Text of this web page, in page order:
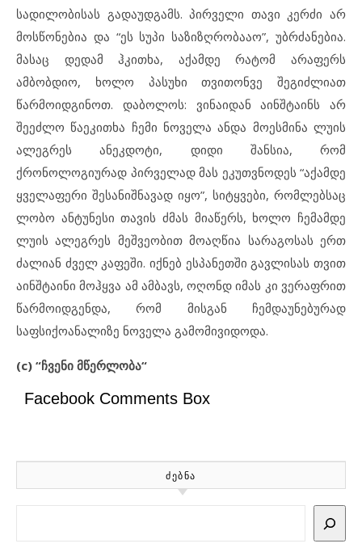
სადილობისას გადაუდგამს. პირველი თავი კერძი არ
მოსწონებია და “ეს სუპი საზიზღრობააო”, უბრძანებია.
მასაც დედამ ჰკითხა, აქამდე რატომ არაფერს
ამბობდიო, ხოლო პასუხი თვითონვე შეგიძლიათ
წარმოიდგინოთ. დაბოლოს: ვინაიდან აინშტაინს არ
შეეძლო წაეკითხა ჩემი ნოველა ანდა მოესმინა ლუის
ალეგრესანეკდოტი, დიდი შანსია, რომ
ქრონოლოგიურად პირველად მას ეკუთვნოდეს “აქამდე
ყველაფერი შესანიშნავად იყო”, სიტყვები, რომლებსაც
ლობო ანტუნესი თავის ძმას მიაწერს, ხოლო ჩემამდე
ლუის ალეგრეს მეშვეობით მოაღწია სარაგოსას ერთ
ძალიან ძველ კაფეში. იქნებ ესპანეთში გავლისას თვით
აინშტაინი მოჰყვა ამ ამბავს, ოღონდ იმას კი ვერაფრით
წარმოიდგენდა, რომ მისგან ჩემდაუნებურად
საფსიქოანალიზე ნოველა გამომივიდოდა.
(c) “ჩვენი მწერლობა“
Facebook Comments Box
ᲫᲔᲑᲜᲐ